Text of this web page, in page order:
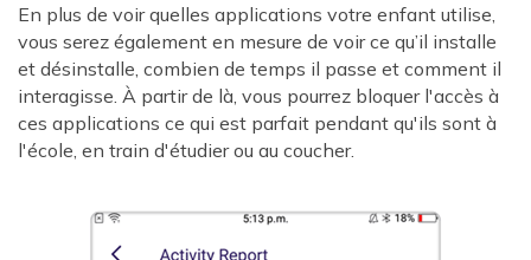
En plus de voir quelles applications votre enfant utilise,
vous serez également en mesure de voir ce qu’il installe
et désinstalle, combien de temps il passe et comment il
interagisse. À partir de là, vous pourrez bloquer l'accès à
ces applications ce qui est parfait pendant qu'ils sont à
l'école, en train d'étudier ou au coucher.